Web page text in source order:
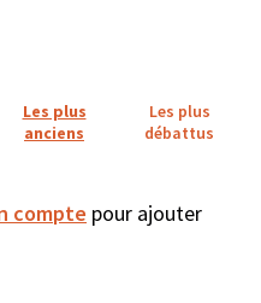
Les plus
anciens
Les plus
débattus
compte pour ajouter